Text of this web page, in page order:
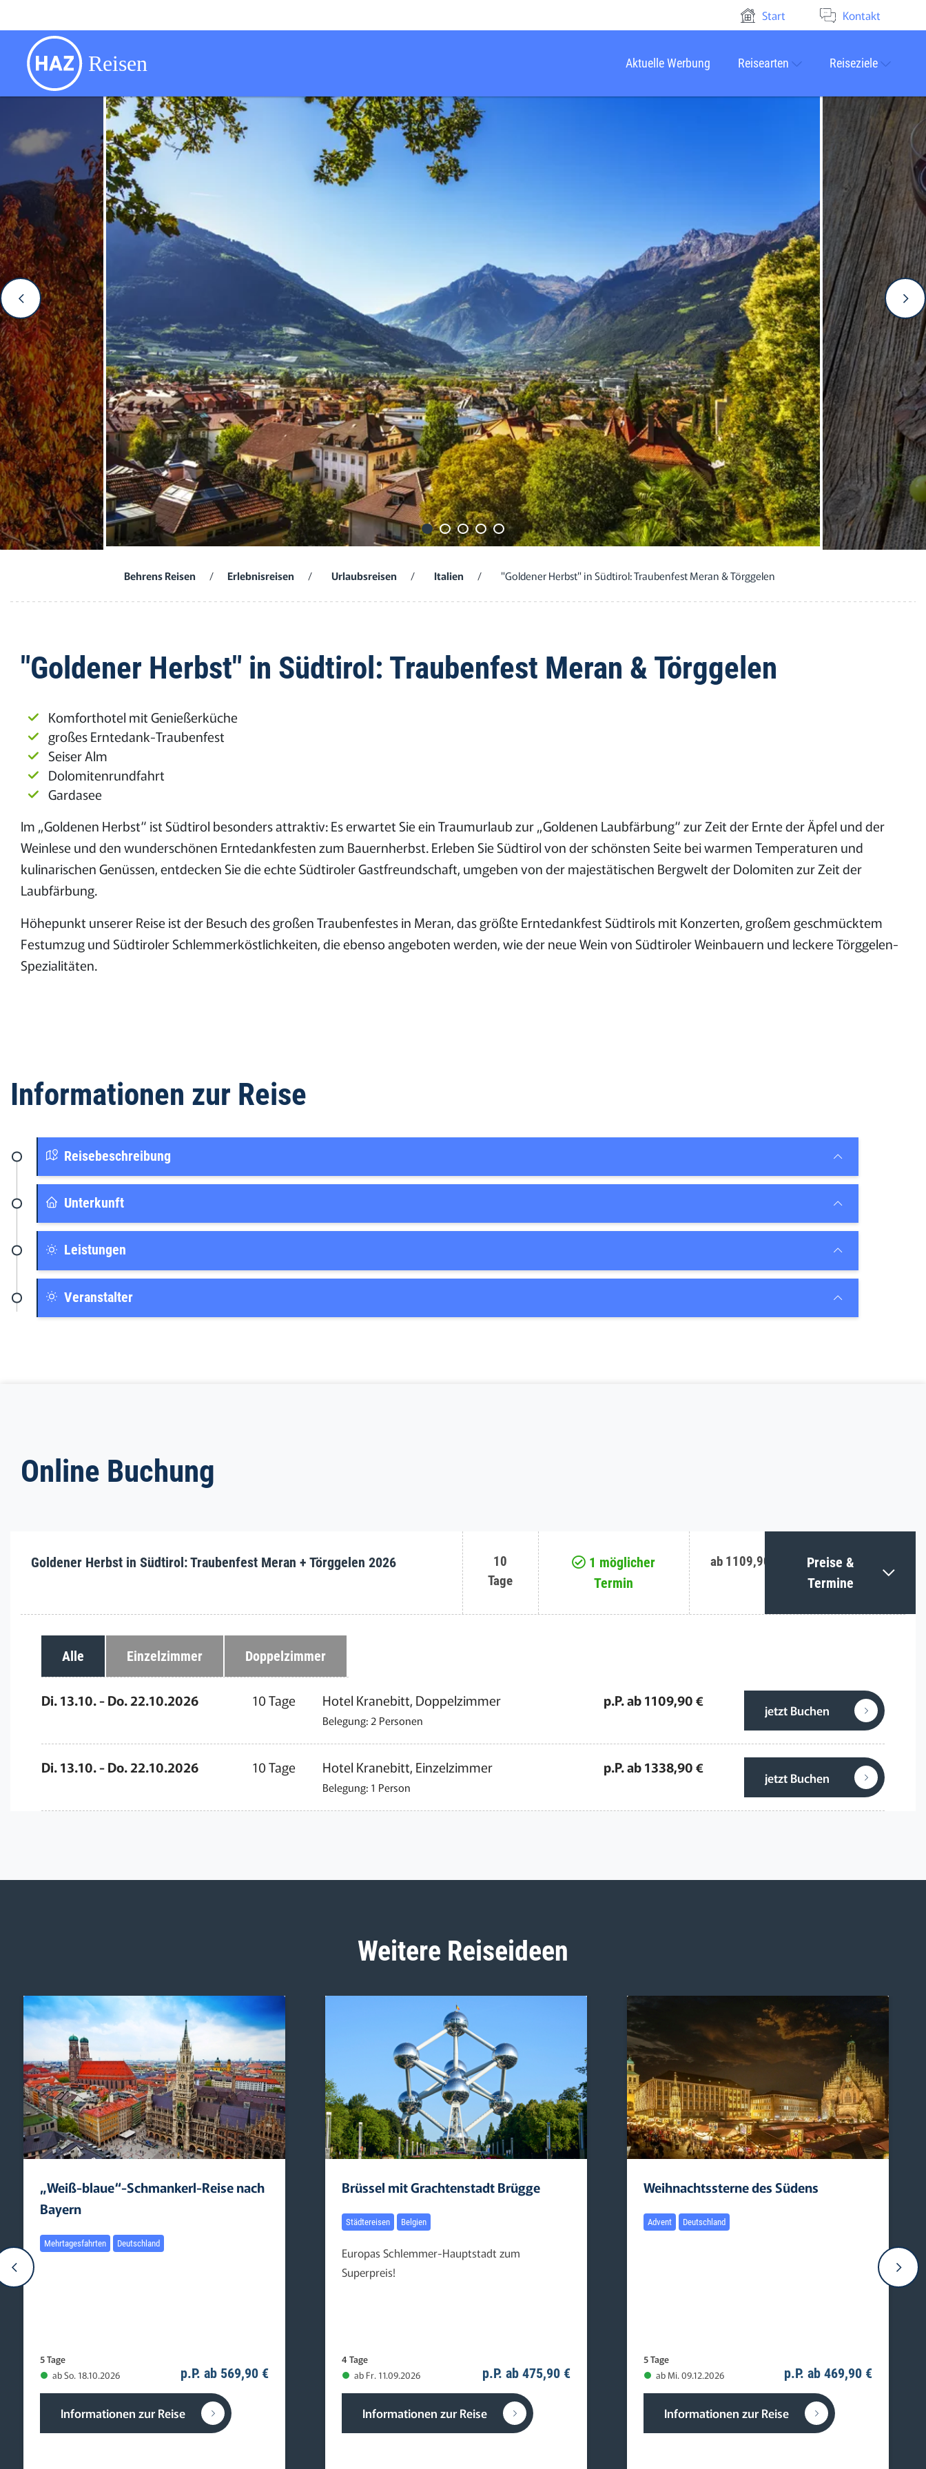
Start Kontakt
Aktuelle Werbung Reisearten Reiseziele
Behrens Reisen / Erlebnisreisen / Urlaubsreisen / Italien / "Goldener Herbst" in Südtirol: Traubenfest Meran & Törggelen
"Goldener Herbst" in Südtirol: Traubenfest Meran & Törggelen
Komforthotel mit Genießerküche
großes Erntedank-Traubenfest
Seiser Alm
Dolomitenrundfahrt
Gardasee
Im „Goldenen Herbst“ ist Südtirol besonders attraktiv: Es erwartet Sie ein Traumurlaub zur „Goldenen Laubfärbung“ zur Zeit der Ernte der Äpfel und der
Weinlese und den wunderschönen Erntedankfesten zum Bauernherbst. Erleben Sie Südtirol von der schönsten Seite bei warmen Temperaturen und
kulinarischen Genüssen, entdecken Sie die echte Südtiroler Gastfreundschaft, umgeben von der majestätischen Bergwelt der Dolomiten zur Zeit der
Laubfärbung.
Höhepunkt unserer Reise ist der Besuch des großen Traubenfestes in Meran, das größte Erntedankfest Südtirols mit Konzerten, großem geschmücktem
Festumzug und Südtiroler Schlemmerköstlichkeiten, die ebenso angeboten werden, wie der neue Wein von Südtiroler Weinbauern und leckere Törggelen-
Spezialitäten.
Informationen zur Reise
Reisebeschreibung
Unterkunft
Leistungen
Veranstalter
Online Buchung
Goldener Herbst in Südtirol: Traubenfest Meran + Törggelen 2026
10
Tage
1 möglicher
Termin
ab 1109,90 €
Preise &
Termine
Alle Einzelzimmer Doppelzimmer
Di. 13.10. - Do. 22.10.2026 10 Tage Hotel Kranebitt, Doppelzimmer
Belegung: 2 Personen
p.P. ab 1109,90 €
jetzt Buchen
Di. 13.10. - Do. 22.10.2026 10 Tage Hotel Kranebitt, Einzelzimmer
Belegung: 1 Person
p.P. ab 1338,90 €
jetzt Buchen
Weitere Reiseideen
„Weiß-blaue“-Schmankerl-Reise nach
Bayern
Mehrtagesfahrten Deutschland
5 Tage
ab So. 18.10.2026
p.P. ab 569,90 €
Informationen zur Reise
Brüssel mit Grachtenstadt Brügge
Städtereisen Belgien
Europas Schlemmer-Hauptstadt zum
Superpreis!
4 Tage
ab Fr. 11.09.2026
p.P. ab 475,90 €
Informationen zur Reise
Weihnachtssterne des Südens
Advent Deutschland
5 Tage
ab Mi. 09.12.2026
p.P. ab 469,90 €
Informationen zur Reise